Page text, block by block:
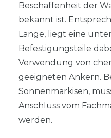
Beschaffenheit der
bekannt ist.
Länge, liegt eine
Befestigungsteile
Verwendung von
geeigneten Ankern.
Sonnenmarkisen,
Anschluss vom
werden.